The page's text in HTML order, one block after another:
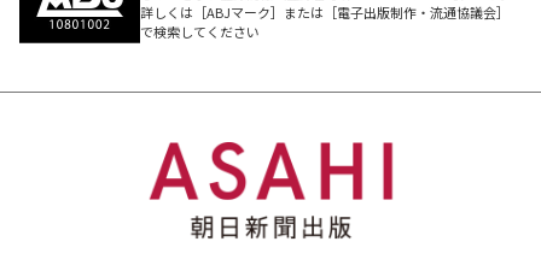
詳しくは［ABJマーク］または［電子出版制作・流通協議会］
で検索してください